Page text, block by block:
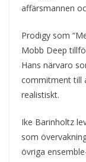
affärsmannen
Prodigy som
Mobb Deep
Hans närvaro
commitment till
realistiskt.
Ike Barinholtz
som
övriga